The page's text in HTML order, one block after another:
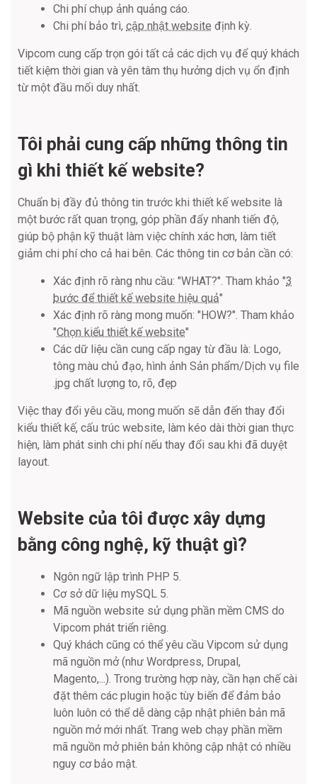
Chi phí chụp ảnh quảng cáo.
Chi phí bảo trì, cập nhật website định kỳ.
Vipcom cung cấp trọn gói tất cả các dịch vụ để quý khách
tiết kiệm thời gian và yên tâm thụ hưởng dịch vụ ổn định
từ một đầu mối duy nhất.
Tôi phải cung cấp những thông tin
gì khi thiết kế website?
Chuẩn bị đầy đủ thông tin trước khi thiết kế website là
một bước rất quan trọng, góp phần đẩy nhanh tiến độ,
giúp bộ phận kỹ thuật làm việc chính xác hơn, làm tiết
giảm chi phí cho cả hai bên. Các thông tin cơ bản cần có:
Xác định rõ ràng nhu cầu: "WHAT?". Tham khảo "3
bước để thiết kế website hiệu quả"
Xác định rõ ràng mong muốn: "HOW?". Tham khảo
"Chọn kiểu thiết kế website"
Các dữ liệu cần cung cấp ngay từ đầu là: Logo,
tông màu chủ đạo, hình ảnh Sản phẩm/Dịch vụ file
.jpg chất lượng to, rõ, đẹp
Việc thay đổi yêu cầu, mong muốn sẽ dẫn đến thay đổi
kiểu thiết kế, cấu trúc website, làm kéo dài thời gian thực
hiện, làm phát sinh chi phí nếu thay đổi sau khi đã duyệt
layout.
Website của tôi được xây dựng
bằng công nghệ, kỹ thuật gì?
Ngôn ngữ lập trình PHP 5.
Cơ sở dữ liệu mySQL 5.
Mã nguồn website sử dụng phần mềm CMS do
Vipcom phát triển riêng.
Quý khách cũng có thể yêu cầu Vipcom sử dụng
mã nguồn mở (như Wordpress, Drupal,
Magento,...). Trong trường hợp này, cần hạn chế cài
đặt thêm các plugin hoặc tùy biến để đảm bảo
luôn luôn có thể dễ dàng cập nhật phiên bản mã
nguồn mở mới nhất. Trang web chạy phần mềm
mã nguồn mở phiên bản không cập nhật có nhiều
nguy cơ bảo mật.